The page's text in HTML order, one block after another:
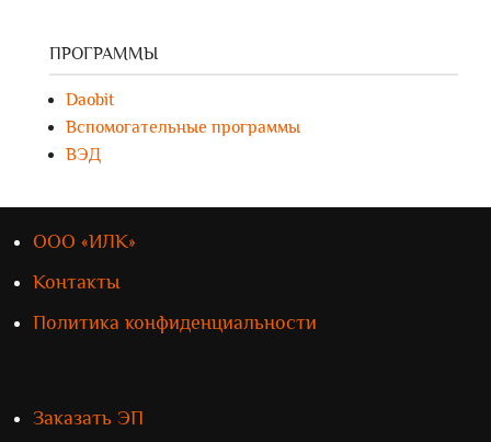
ПРОГРАММЫ
Daobit
Вспомогательные программы
ВЭД
ООО «ИЛК»
Контакты
Политика конфиденциальности
Заказать ЭП